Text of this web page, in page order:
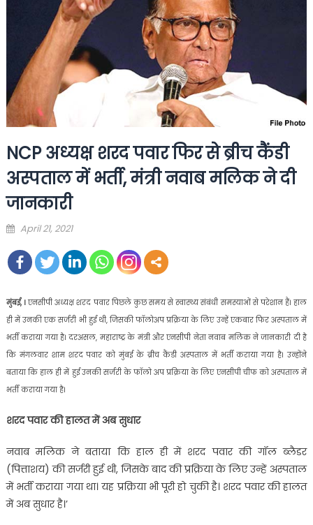
NCP अध्यक्ष शरद पवार फिर से ब्रीच कैंडी
अस्पताल में भर्ती, मंत्री नवाब मलिक ने दी
जानकारी
Posted
April 21, 2021
मुंबई, ।एनसीपी अध्यक्ष शरद पवार पिछले कुछ समय से स्वास्थ्य संबंधी समस्याओं से परेशान हैं। हाल
ही में उनकी एक सर्जरी भी हुई थी, जिसकी फॉलोअप प्रक्रिया के लिए उन्हें एकबार फिर अस्पताल में
भर्ती कराया गया है। दरअसल, महाराष्ट्र के मंत्री और एनसीपी नेता नवाब मलिक ने जानकारी दी है
कि मंगलवार शाम शरद पवार को मुंबई के ब्रीच कैंडी अस्पताल में भर्ती कराया गया है। उन्होंने
बताया कि हाल ही में हुई उनकी सर्जरी के फॉलो अप प्रक्रिया के लिए एनसीपी चीफ को अस्पताल में
भर्ती कराया गया है।
शरद पवार की हालत में अब सुधार
नवाब मलिक ने बताया कि हाल ही में शरद पवार की गॉल ब्लैडर
(पित्ताशय) की सर्जरी हुई थी, जिसके बाद की प्रक्रिया के लिए उन्हें अस्पताल
में भर्ती कराया गया था। यह प्रक्रिया भी पूरी हो चुकी है। शरद पवार की हालत
में अब सुधार है।’